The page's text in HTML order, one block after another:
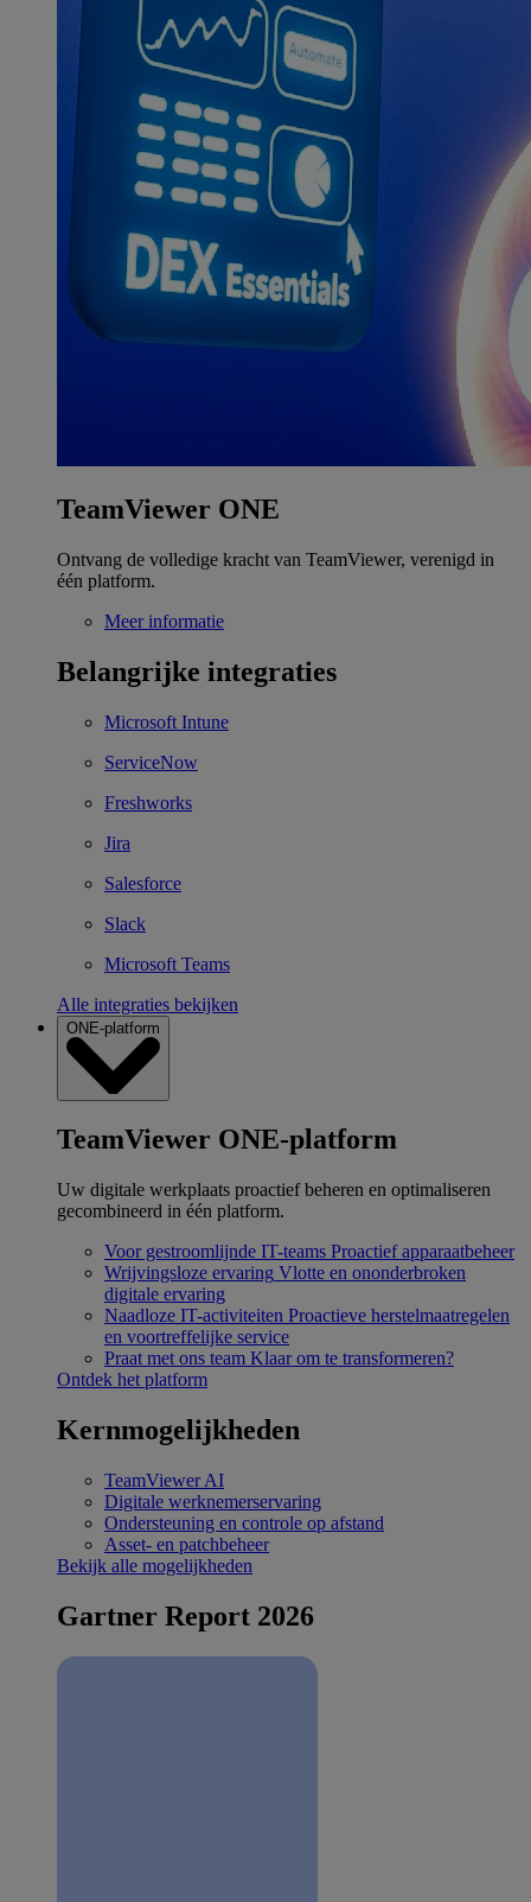
TeamViewer ONE
Ontvang de volledige kracht van TeamViewer, verenigd in
één platform.
Meer informatie
Belangrijke integraties
Microsoft Intune
ServiceNow
Freshworks
Jira
Salesforce
Slack
Microsoft Teams
Alle integraties bekijken
ONE-platform
TeamViewer ONE-platform
Uw digitale werkplaats proactief beheren en optimaliseren
gecombineerd in één platform.
Voor gestroomlijnde IT-teams Proactief apparaatbeheer
Wrijvingsloze ervaring Vlotte en ononderbroken
digitale ervaring
Naadloze IT-activiteiten Proactieve herstelmaatregelen
en voortreffelijke service
Praat met ons team Klaar om te transformeren?
Ontdek het platform
Kernmogelijkheden
TeamViewer AI
Digitale werknemerservaring
Ondersteuning en controle op afstand
Asset- en patchbeheer
Bekijk alle mogelijkheden
Gartner Report 2026